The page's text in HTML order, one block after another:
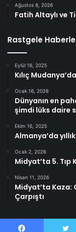
Ağustos 8, 2026
Fatih Altaylı ve
Rastgele
Eylül 16, 2025
Kılıç
Ocak 16, 2026
Dünyanın en
şimdi lüks daire
Ekim 16, 2025
Almanya’da
Ocak 2, 2026
Midyat’ta 5. Tıp
Nisan 11, 2026
Midyat’ta Kaza:
Çarpıştı